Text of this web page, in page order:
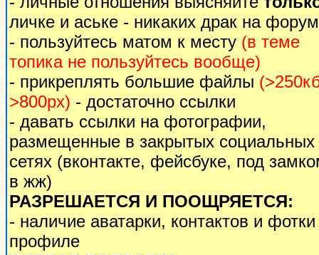
личке и аське - никаких драк на
- пользуйтесь матом к месту (в теме
топика не пользуйтесь вообще)
- прикреплять большие файлы
>800px) - достаточно ссылки
- давать ссылки на фотографии,
размещенные в закрытых социальных
сетях (вконтакте, фейсбуке, под
в жж)
РАЗРЕШАЕТСЯ И ПООЩРЯЕТСЯ:
- наличие аватарки, контактов и
профиле